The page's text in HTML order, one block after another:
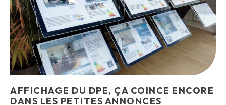
AFFICHAGE DU DPE, ÇA COINCE ENCORE
DANS LES PETITES ANNONCES